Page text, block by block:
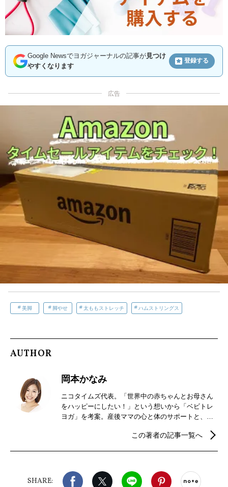
Google Newsでヨガジャーナルの記事が見つけ
やすくなります
登録する
広告
美脚 脚やせ 太ももストレッチ ハムストリングス
AUTHOR
岡本かなみ
ニコタイムズ代表。「世界中の赤ちゃんとお母さん
をハッピーにしたい！」という想いから「ベビトレ
ヨガ」を考案。産後ママの心と体のサポートと、赤
を取り入れた親子が楽しめるレッスンを行う。全国
ど幅広く活動。Instagram：@kanamiokamoto
この著者の記事一覧へ
SHARE:
Facebook X（旧twitter）
LINE Pinterest